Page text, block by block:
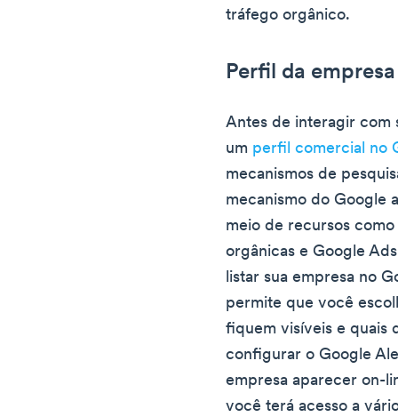
tráfego orgânico.
Perfil da
Antes de interagir com
um perfil comercial no
mecanismos de
mecanismo do Google
meio de recursos
orgânicas e Google
listar sua empresa no
permite que você
fiquem visíveis e quais
configurar o Google
empresa aparecer on-
você terá acesso a